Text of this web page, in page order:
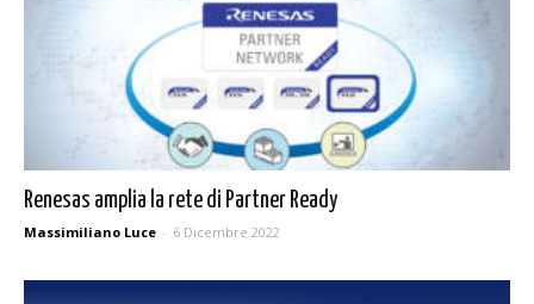
Renesas amplia la rete di Partner Ready
Massimiliano Luce - 6 Dicembre 2022